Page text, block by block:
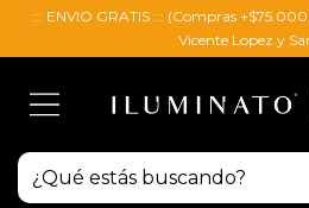
::: ENVIO GRATIS ::: (Compras
Vicente Lopez y